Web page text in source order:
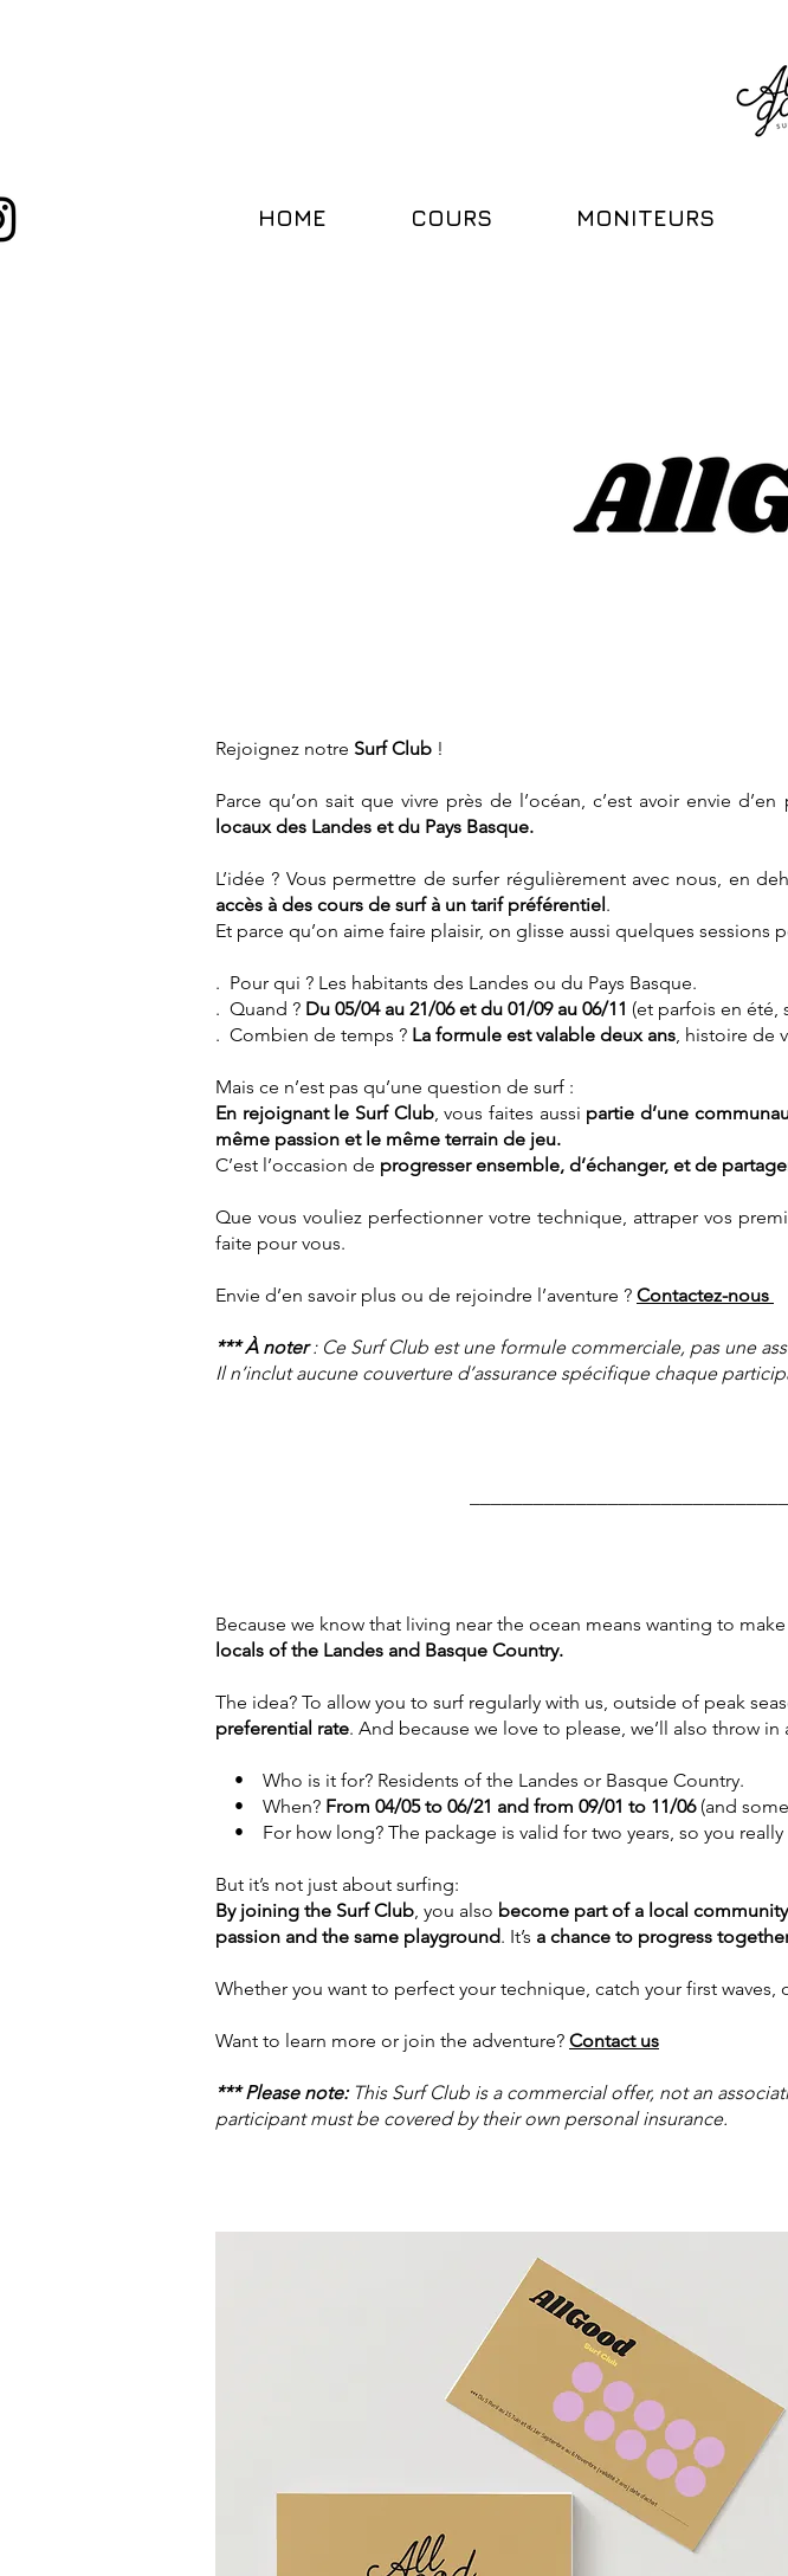
HOME COURS MONITEURS
Rejoignez notre Surf Club !
Parce qu’on sait que vivre près de l’océan, c’est avoir envie
locaux des Landes et du Pays Basque.
L’idée ? Vous permettre de surfer régulièrement avec nous, en
accès à des cours de surf à un tarif préférentiel.
Et parce qu’on aime faire plaisir, on glisse aussi quelques sessions
. Pour qui ? Les habitants des Landes ou du Pays Basque.
. Quand ? Du 05/04 au 21/06 et du 01/09 au 06/11 (et parfois en été,
. Combien de temps ? La formule est valable deux ans, histoire de
Mais ce n’est pas qu’une question de surf :
En rejoignant le Surf Club, vous faites aussi partie d’une
même passion et le même terrain de jeu.
C’est l’occasion de progresser ensemble, d’échanger, et de
Que vous vouliez perfectionner votre technique, attraper vos
faite pour vous.
Envie d’en savoir plus ou de rejoindre l’aventure ? Contactez-nous
*** À noter: Ce Surf Club est une formule commerciale, pas une
Il n’inclut aucune couverture d’assurance spécifique chaque
Because we know that living near the ocean means wanting to
locals of the Landes and Basque Country.
The idea? To allow you to surf regularly with us, outside of peak
preferential rate. And because we love to please, we’ll also throw
• Who is it for? Residents of the Landes or Basque Country.
• When? From 04/05 to 06/21 and from 09/01 to 11/06 (and
• For how long? The package is valid for two years, so you really
But it’s not just about surfing:
By joining the Surf Club, you also become part of a local
passion and the same playground. It’s a chance to progress
Whether you want to perfect your technique, catch your first
Want to learn more or join the adventure? Contact us
*** Please note: This Surf Club is a commercial offer, not an
participant must be covered by their own personal insurance.